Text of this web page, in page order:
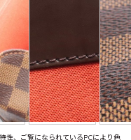
性、ご覧になられているPCにより色